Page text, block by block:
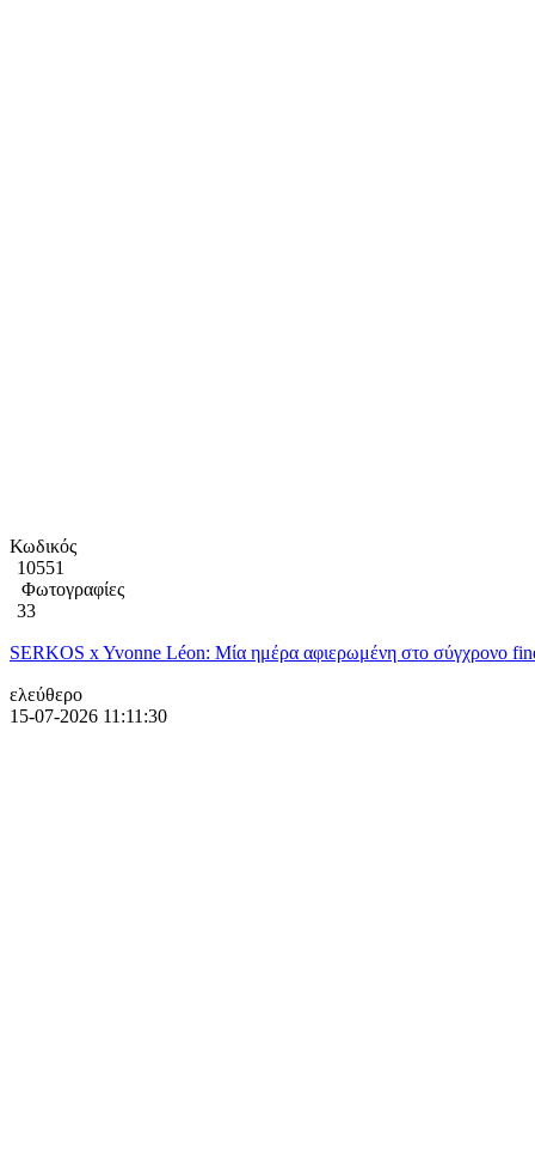
Κωδικός
10551
Φωτογραφίες
33
SERKOS x Yvonne Léon: Μία ημέρα αφιερωμένη στο σύγχρονο
ελεύθερο
15-07-2026 11:11:30